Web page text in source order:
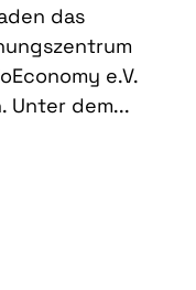
das
e.V.
Unter dem...